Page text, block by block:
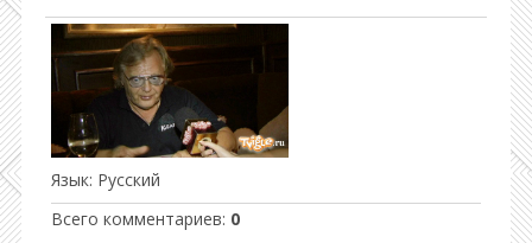
Язык: Русский
Всего комментариев: 0